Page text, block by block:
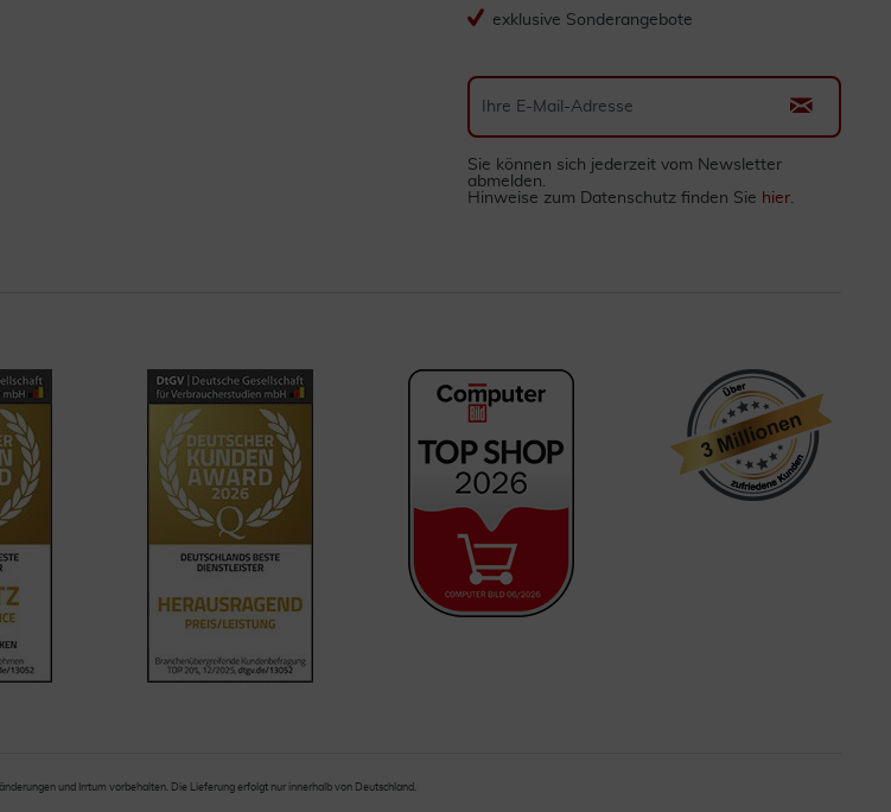
exklusive Sonderangebote
Sie können sich jederzeit vom Newsletter
abmelden.
Hinweise zum Datenschutz finden Sie hier.
und Irrtum vorbehalten. Die Lieferung erfolgt nur innerhalb von Deutschland.